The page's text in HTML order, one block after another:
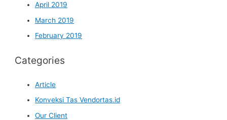
April 2019
March 2019
February 2019
Categories
Article
Konveksi Tas Vendortas.id
Our Client